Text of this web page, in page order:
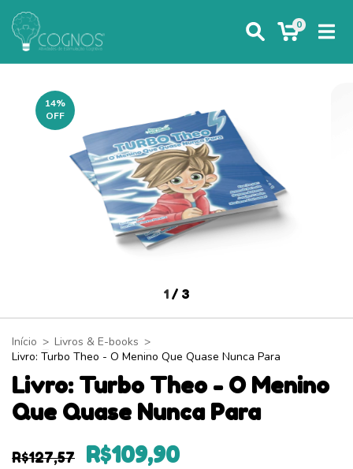
0
14%
OFF
1 / 3
Início > Livros & E-books >
Livro: Turbo Theo - O Menino Que Quase Nunca Para
Livro: Turbo Theo - O Menino
Que Quase Nunca Para
R$127,57 R$109,90